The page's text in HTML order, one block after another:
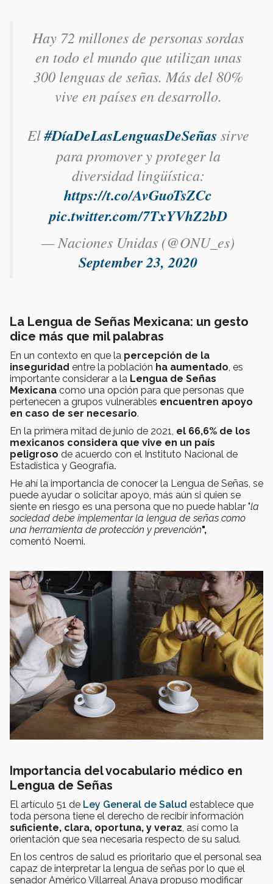
Hay 72 millones de personas sordas
en todo el mundo que utilizan unas
300 lenguas de señas. Más del 80%
vive en países en desarrollo.
El#DíaDeLasLenguasDeSeñas sirve
para promover y proteger la
diversidad lingüística:
https://t.co/AvGuoTsZCc
pic.twitter.com/7TxYVhZ2bD
— Naciones Unidas (@ONU_es)
September 23, 2020
La Lengua de Señas Mexicana: un gesto
dice más que mil palabras
En un contexto en que la percepción de la
inseguridad entre la población ha aumentado , es
importante considerar a la Lengua de Señas
Mexicana como una opción para que personas que
pertenecen a grupos vulnerables encuentren apoyo
en caso de ser necesario.
En la primera mitad de junio de 2021, el 66,6% de los
mexicanos considera que vive en un país
peligroso de acuerdo con el Instituto Nacional de
Estadística y Geografía.
He ahí la importancia de conocer la Lengua de Señas, se
puede ayudar o solicitar apoyo, más aún si quien se
siente en riesgo es una persona que no puede hablar "la
sociedad debe implementar la lengua de señas como
una herramienta de protección y prevención",
comentó Noemi.
Importancia del vocabulario médico en
Lengua de Señas
El artículo 51 de Ley General de Salud establece que
toda persona tiene el derecho de recibir información
suficiente, clara, oportuna, y veraz, así como la
orientación que sea necesaria respecto de su salud.
En los centros de salud es prioritario que el personal sea
capaz de interpretar la lengua de señas por lo que el
senador Américo Villarreal Anaya propuso modificar